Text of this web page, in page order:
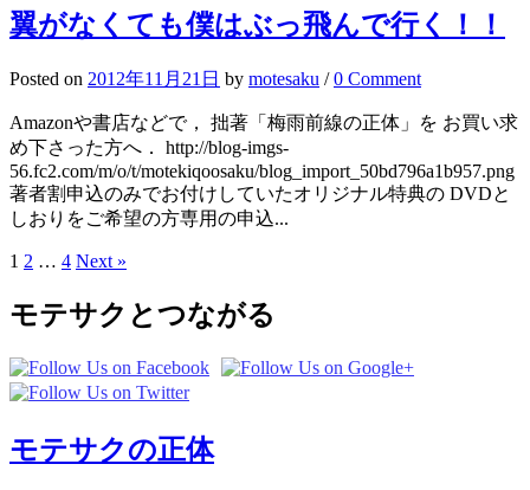
翼がなくても僕はぶっ飛んで行く！！
Posted on 2012年11月21日 by motesaku /0 Comment
Amazonや書店などで， 拙著「梅雨前線の正体」を お買い求
め下さった方へ． http://blog-imgs-
56.fc2.com/m/o/t/motekiqoosaku/blog_import_50bd796a1b957.png
著者割申込のみでお付けしていたオリジナル特典の DVDと
しおりをご希望の方専用の申込...
Posts
pagination
1 2 … 4 Next »
モテサクとつながる
モテサクの正体